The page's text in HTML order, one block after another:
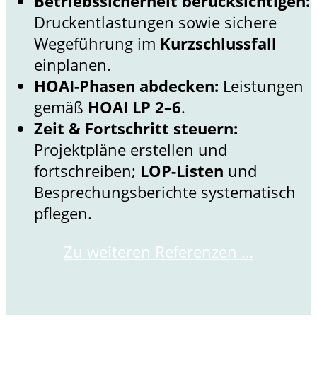
Druckentlastungen sowie sichere
Wegeführung im Kurzschlussfall
einplanen.
HOAI-Phasen abdecken: Leistungen
gemäß HOAI LP 2–6.
Zeit & Fortschritt steuern:
Projektpläne erstellen und
fortschreiben; LOP-Listen und
Besprechungsberichte systematisch
pflegen.
Zu weiteren Referenzen …